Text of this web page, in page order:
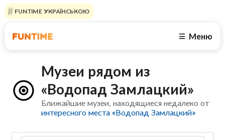
FUNTIME УКРАЇНСЬКОЮ
☰ Меню
Музеи рядом из
«Водопад Замлацкий»
Ближайшие музеи, находящиеся недалеко от
интересного места «Водопад Замлацкий»